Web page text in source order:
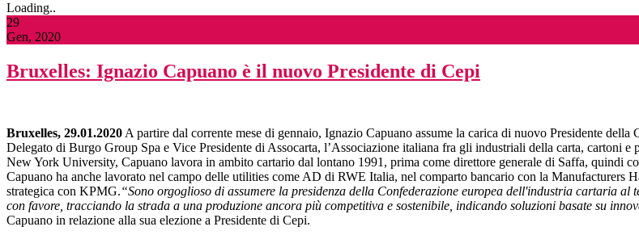
Loading..
29
Gen, 2020
Bruxelles: Ignazio Capuano è il nuovo Presidente di Cepi
Bruxelles, 29.01.2020 A partire dal corrente mese di gennaio, Ignazio Capuano assume la carica di nuovo Presidente
Delegato di Burgo Group Spa e Vice Presidente di Assocarta, l’Associazione italiana fra gli industriali della carta, cartoni e
New York University, Capuano lavora in ambito cartario dal lontano 1991, prima come direttore generale di Saffa,
Capuano ha anche lavorato nel campo delle utilities come AD di RWE Italia, nel comparto bancario con la Manufacturers
strategica con KPMG.“Sono orgoglioso di assumere la presidenza della Confederazione europea dell'industria cartaria
con favore, tracciando la strada a una produzione ancora più competitiva e sostenibile, indicando soluzioni basate su
Capuano in relazione alla sua elezione a Presidente di Cepi.